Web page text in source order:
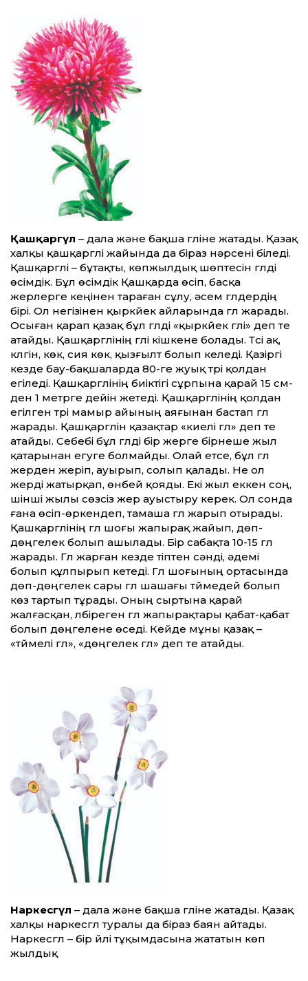
Қашқаргүл – дала және бақша гүліне жатады. Қазақ
халқы қашқаргүлі жайында да біраз нәрсені біледі.
Қашқаргүлі – бұтақты, көпжылдық шөптесін гүлді
өсімдік. Бұл өсімдік Қашқарда өсіп, басқа
жерлерге кеңінен тараған сұлу, әсем гүлдердің
бірі. Ол негізінен қыркүйек айларында гүл жарады.
Осыған қарап қазақ бұл гүлді «қыркүйек гүлі» деп те
атайды. Қашқаргүлінің гүлі кішкене болады. Түсі ақ,
күлгін, көк, сия көк, қызғылт болып келеді. Қазіргі
кезде бау-бақшаларда 80-ге жуық түрі қолдан
егіледі. Қашқаргүлінің биіктігі сұрпына қарай 15 см-
ден 1 метрге дейін жетеді. Қашқаргүлінің қолдан
егілген түрі мамыр айының аяғынан бастап гүл
жарады. Қашқаргүлін қазақтар «киелі гүл» деп те
атайды. Себебі бұл гүлді бір жерге бірнеше жыл
қатарынан егуге болмайды. Олай етсе, бұл гүл
жерден жеріп, ауырып, солып қалады. Не ол
жерді жатырқап, өнбей қояды. Екі жыл еккен соң,
үшінші жылы сөзсіз жер ауыстыру керек. Ол сонда
ғана өсіп-өркендеп, тамаша гүл жарып отырады.
Қашқаргүлінің гүл шоғы жапырақ жайып, дөп-
дөңгелек болып ашылады. Бір сабақта 10-15 гүл
жарады. Гүл жарған кезде тіптен сәнді, әдемі
болып құлпырып кетеді. Гүл шоғының ортасында
дөп-дөңгелек сары гүл шашағы түймедей болып
көз тартып тұрады. Оның сыртына қарай
жалғасқан, үлбіреген гүл жапырақтары қабат-қабат
болып дөңгелене өседі. Кейде мұны қазақ –
«түймелі гүл», «дөңгелек гүл» деп те атайды.
Наркесгүл – дала және бақша гүліне жатады. Қазақ
халқы наркесгүл туралы да біраз баян айтады.
Наркесгүл – бір үйлі тұқымдасына жататын көп
жылдық